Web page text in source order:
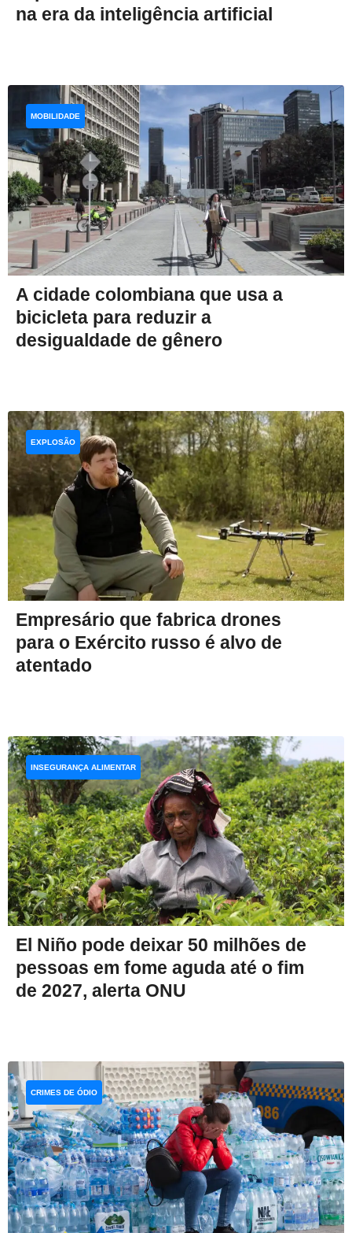
na era da inteligência artificial
A cidade colombiana que usa a
bicicleta para reduzir a
desigualdade de gênero
MOBILIDADE
Empresário que fabrica drones
para o Exército russo é alvo de
atentado
EXPLOSÃO
El Niño pode deixar 50 milhões de
pessoas em fome aguda até o fim
de 2027, alerta ONU
INSEGURANÇA ALIMENTAR
CRIMES DE ÓDIO